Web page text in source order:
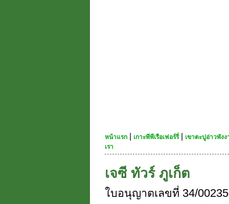
หน้าแรก เกาะพีพีเรือเฟอร์รี่|
เขาตะปูอ่าวพัง
เรา
เจซี ทัวร์ ภูเก็ต
ใบอนุญาตเลขที่ 34/